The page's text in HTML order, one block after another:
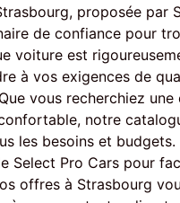
proposée par
de confiance pour
voiture est
à vos exigences de
vous recherchiez
notre
les besoins et
Select Pro Cars pour
offres à Strasbourg